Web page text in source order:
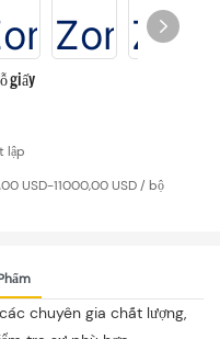
giấy
lập
USD-11000,00 USD / bộ
chuyên gia chất lượng,